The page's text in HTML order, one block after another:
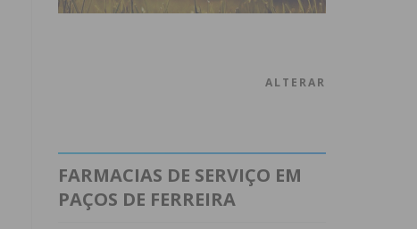
ALTERAR
FARMACIAS DE SERVIÇO EM
PAÇOS DE FERREIRA